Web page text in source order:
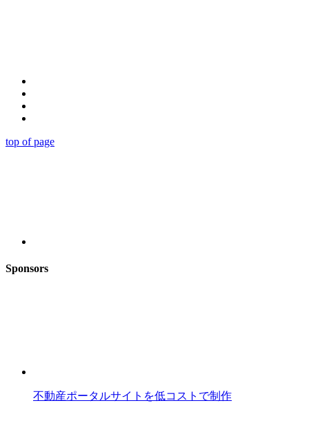
top of page
Sponsors
不動産ポータルサイトを低コストで制作